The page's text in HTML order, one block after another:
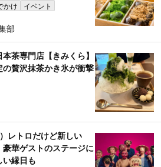
かけ
イベント
部
茶専門店【きみくら】
贅沢抹茶かき氷が衝撃
レトロだけど新しい
豪華ゲストのステージに
縁日も